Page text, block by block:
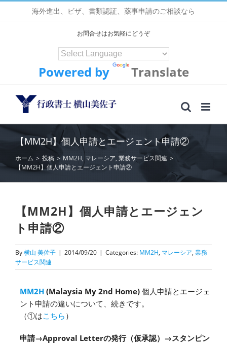
海外進出、ビザ、書類認証、薬事申請のご相談なら
お問合せはお気軽にどうぞ
Powered by Translate
【MM2H】個人申請とエージェント申請②
ホーム > 投稿 > MM2H, マレーシア, 業務サービス関連 >
【MM2H】個人申請とエージェント申請②
【MM2H】個人申請とエージェン
ト申請②
By横山 美佐子 | 2014/09/20 | Categories: MM2H, マレーシア, 業務
サービス関連
MM2H (Malaysia My 2nd Home) 個人申請とエージェ
ント申請の違いについて、続きです。
（①はこちら ）
申請→Approval Letterの発行（仮承認）→スタンピン